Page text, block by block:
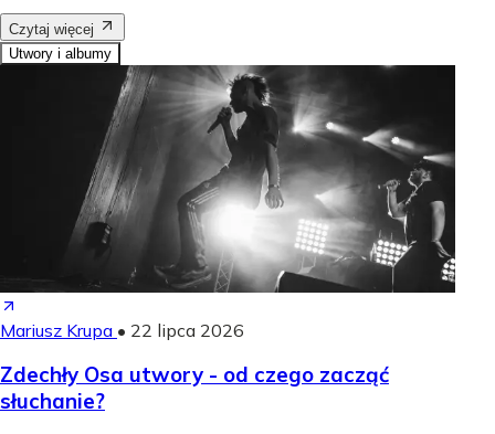
Czytaj więcej
Utwory i albumy
Mariusz Krupa • 22 lipca 2026
Zdechły Osa utwory - od czego zacząć
słuchanie?